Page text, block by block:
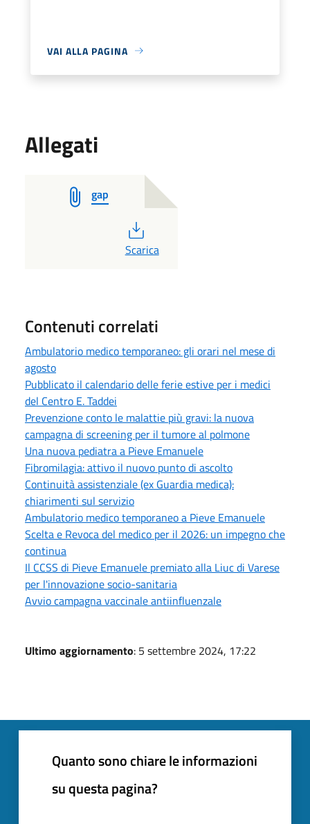
VAI ALLA PAGINA
Allegati
gap
PDF
Scarica
Contenuti correlati
Ambulatorio medico temporaneo: gli orari nel mese di
agosto
Pubblicato il calendario delle ferie estive per i medici
del Centro E. Taddei
Prevenzione conto le malattie più gravi: la nuova
campagna di screening per il tumore al polmone
Una nuova pediatra a Pieve Emanuele
Fibromilagia: attivo il nuovo punto di ascolto
Continuità assistenziale (ex Guardia medica):
chiarimenti sul servizio
Ambulatorio medico temporaneo a Pieve Emanuele
Scelta e Revoca del medico per il 2026: un impegno che
continua
Il CCSS di Pieve Emanuele premiato alla Liuc di Varese
per l'innovazione socio-sanitaria
Avvio campagna vaccinale antiinfluenzale
Ultimo aggiornamento: 5 settembre 2024, 17:22
Quanto sono chiare le informazioni
su questa pagina?